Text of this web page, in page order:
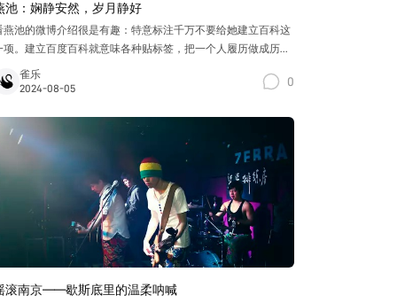
池：娴静安然，岁月静好
燕池的微博介绍很是有趣：特意标注千万不要给她建立百科这
项。建立百度百科就意味各种贴标签，把一个人履历做成历史
年表，数字化，机械化。即使再生动的人也变得无趣且刻板。
人贴标签，就把一个多面立体的人固化刻板，做标记分类归
个体的特征陈述，有时是一种误导。在未接触本人的情况下，
过标签去了解这个人，常常意味着偏见或是以偏概全，只有自
雀乐
2024-08-05
0
滚南京——歇斯底里的温柔呐喊